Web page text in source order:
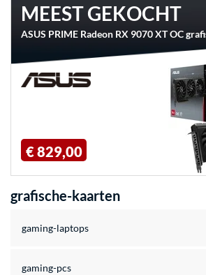
MEEST GEKOCHT
ASUS PRIME Radeon RX 9070 XT OC
€ 829,00
grafische-kaarten
gaming-laptops
gaming-pcs